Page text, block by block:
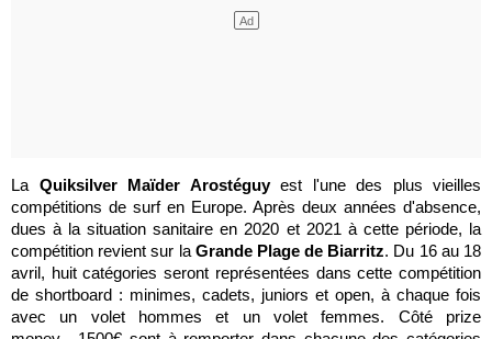
La Quiksilver Maïder Arostéguyest l'une des plus vieilles
compétitions de surf en Europe. Après deux années d'absence,
dues à la situation sanitaire en 2020 et 2021 à cette période, la
compétition revient sur la Grande Plage de Biarritz. Du 16 au 18
avril, huit catégories seront représentées dans cette compétition
de shortboard : minimes, cadets, juniors et open, à chaque fois
avec un volet hommes et un volet femmes. Côté prize